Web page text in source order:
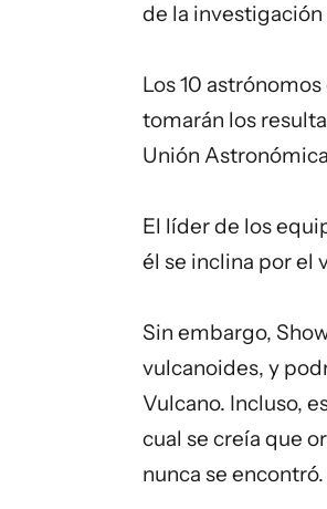
de la investigación
Los 10
tomarán los
Unión
El líder de los
él se inclina por el
Sin embargo,
vulcanoides, y
Vulcano. Incluso,
cual se creía que
nunca se encontró.